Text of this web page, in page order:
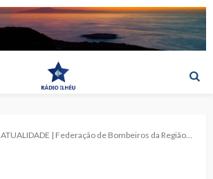
ATUALIDADE | Federação de Bombeiros da Região Autónoma dos Açores congratula Parlamento pela aprovação do Modelo de Financiamento das Associações